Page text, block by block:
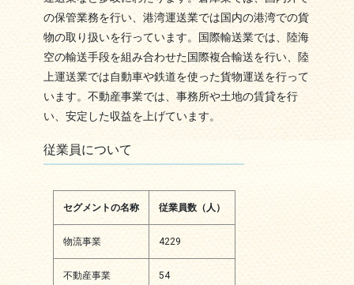
の保管業務を行い、港湾運送業では国内の港湾での貨
物の取り扱いを行っています。国際輸送業では、陸海
空の輸送手段を組み合わせた国際複合輸送を行い、陸
上運送業では自動車や鉄道を使った貨物運送を行って
います。不動産事業では、事務所や土地の賃貸を行
い、安定した収益を上げています。
従業員について
セグメントの名称 従業員数（人）
物流事業 4229
不動産事業 54